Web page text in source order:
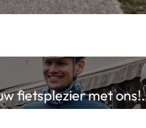
fietsplezier met ons!.